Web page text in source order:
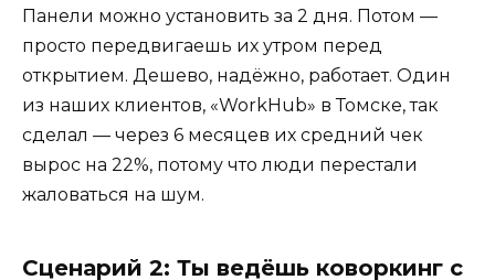
Панели можно установить за 2 дня. Потом —
просто передвигаешь их утром перед
открытием. Дешево, надёжно, работает. Один
из наших клиентов, «WorkHub» в Томске, так
сделал — через 6 месяцев их средний чек
вырос на 22%, потому что люди перестали
жаловаться на шум.
Сценарий 2: Ты ведёшь коворкинг с